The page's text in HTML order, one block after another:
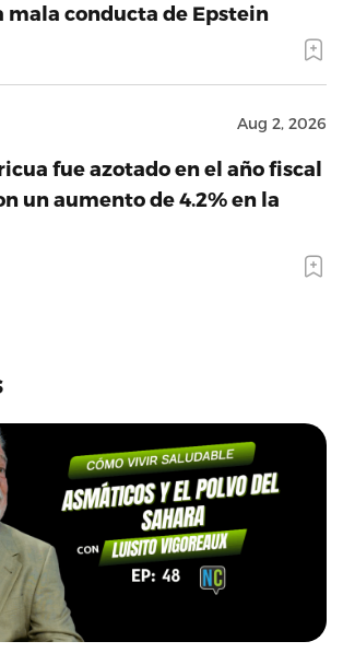
mala conducta de Epstein
Aug 2, 2026
fue azotado en el año fiscal
un aumento de 4.2% en la